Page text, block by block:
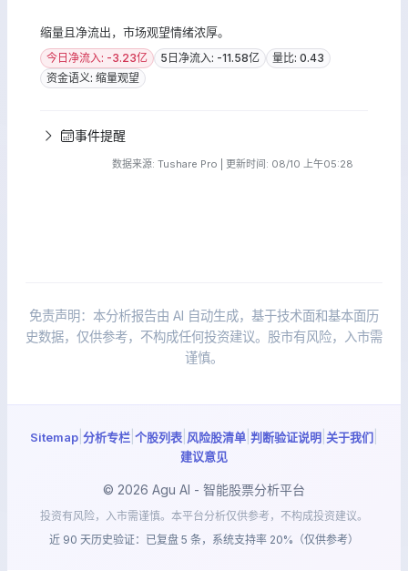
缩量且净流出，市场观望情绪浓厚。
今日净流入: -3.23亿 5日净流入: -11.58亿
量比: 0.43
资金语义: 缩量观望
事件提醒
数据来源: Tushare Pro | 更新时间: 08/10 上午05:28
免责声明：本分析报告由 AI 自动生成，基于技术面和基本面历
史数据，仅供参考，不构成任何投资建议。股市有风险，入市需
谨慎。
Sitemap 分析专栏 个股列表 风险股清单 判断验证说明 关于我们
建议意见
© 2026 Agu AI - 智能股票分析平台
投资有风险，入市需谨慎。本平台分析仅供参考，不构成投资建议。
近 90 天历史验证：已复盘 5 条，系统支持率 20%（仅供参考）